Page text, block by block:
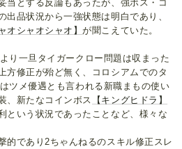
当とする反論もあったが、強ボス・コ
出品状況から一強状態は明白であり、
オシャオシャオ】が聞こえていた。
り一旦タイガークロー問題は収まった
方修正が殆ど無く、コロシアムでのタ
ツメ優遇とも言われる新職まもの使い
、新たなコインボス
【キングヒドラ】
という状況であったことなど、様々な
的であり2ちゃんねるのスキル修正スレ